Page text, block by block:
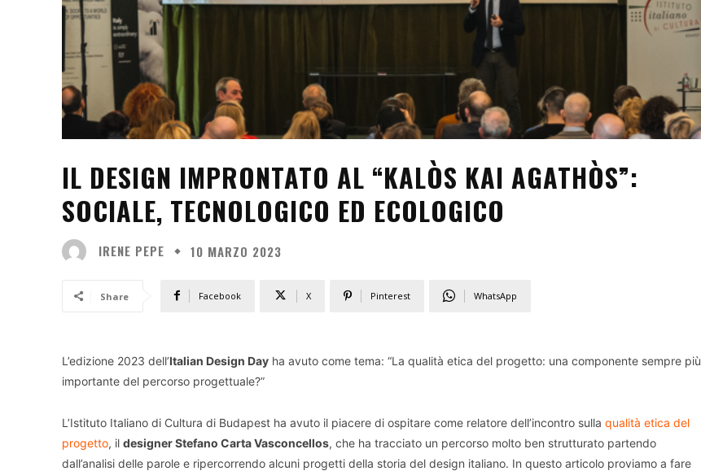
IL DESIGN IMPRONTATO AL “KALÒS KAI AGATHÒS”:
SOCIALE, TECNOLOGICO ED ECOLOGICO
IRENE PEPE 10 MARZO 2023
Share Facebook X Pinterest WhatsApp
L’edizione 2023 dell’Italian Design Day ha avuto come tema: “La qualità etica del progetto: una componente sempre più
importante del percorso progettuale?”
L’Istituto Italiano di Cultura di Budapest ha avuto il piacere di ospitare come relatore dell’incontro sulla qualità etica del
progetto, il designer Stefano Carta Vasconcellos, che ha tracciato un percorso molto ben strutturato partendo
dall’analisi delle parole e ripercorrendo alcuni progetti della storia del design italiano. In questo articolo proviamo a fare